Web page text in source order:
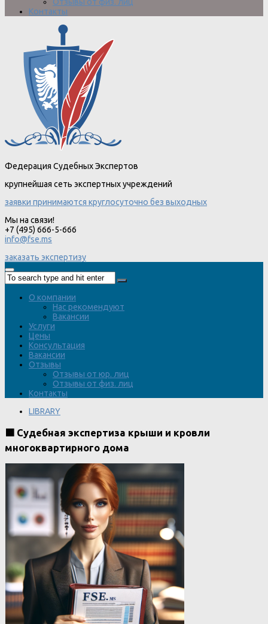
Отзывы от физ. лиц
Контакты
Федерация Судебных Экспертов
крупнейшая сеть экспертных учреждений
заявки принимаются круглосуточно без выходных
Мы на связи!
+7 (495) 666-5-666
info@fse.ms
заказать экспертизу
О компании
Нас рекомендуют
Вакансии
Услуги
Цены
Консультация
Вакансии
Отзывы
Отзывы от юр. лиц
Отзывы от физ. лиц
Контакты
LIBRARY
🟧 Судебная экспертиза крыши и кровли
многоквартирного дома